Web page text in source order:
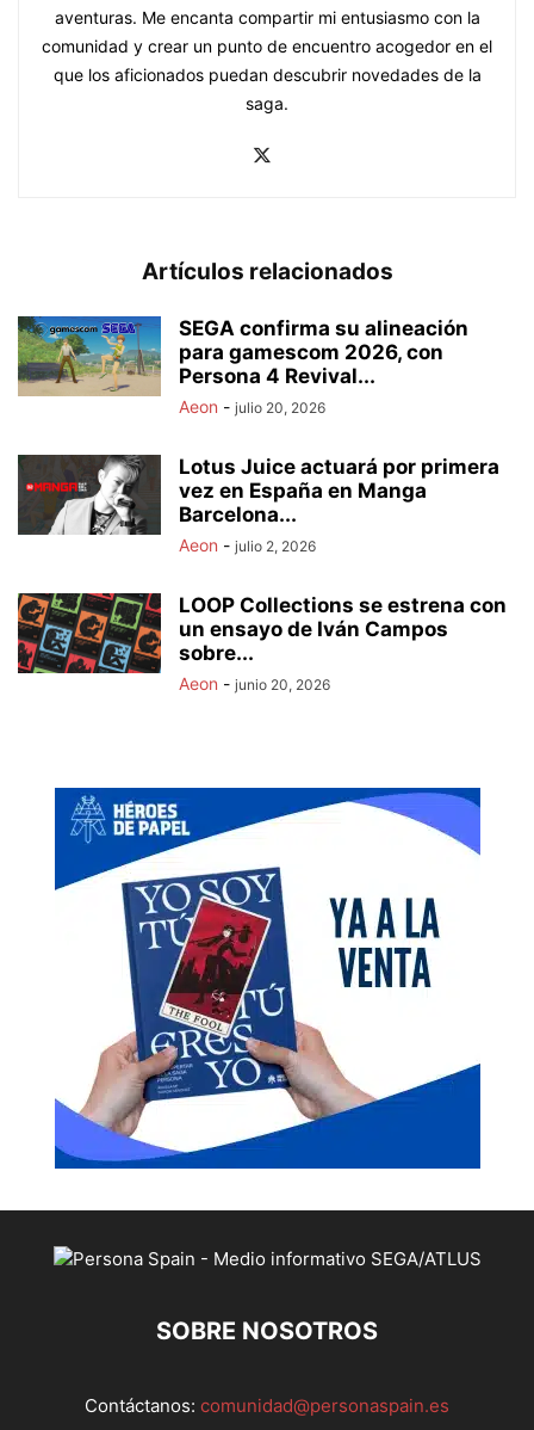
aventuras. Me encanta compartir mi entusiasmo con la
comunidad y crear un punto de encuentro acogedor en el
que los aficionados puedan descubrir novedades de la
saga.
Artículos relacionados
SEGA confirma su alineación
para gamescom 2026, con
Persona 4 Revival...
Aeon - julio 20, 2026
Lotus Juice actuará por primera
vez en España en Manga
Barcelona...
Aeon - julio 2, 2026
LOOP Collections se estrena con
un ensayo de Iván Campos
sobre...
Aeon - junio 20, 2026
SOBRE NOSOTROS
Contáctanos: comunidad@personaspain.es